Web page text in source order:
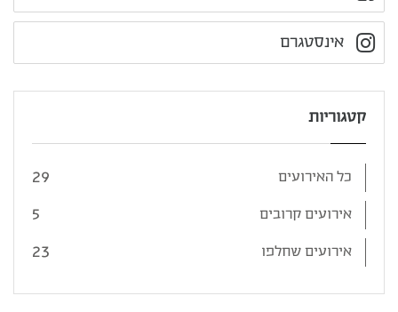
אינסטגרם
קטגוריות
כל האירועים 29
אירועים קרובים 5
אירועים שחלפו 23